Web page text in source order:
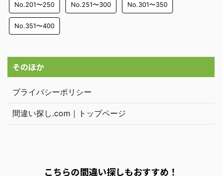
No.201〜250 No.251〜300 No.301〜350
No.351〜400
そのほか
プライバシーポリシー
間違い探し.com｜トップページ
こちらの間違い探しもおすすめ！